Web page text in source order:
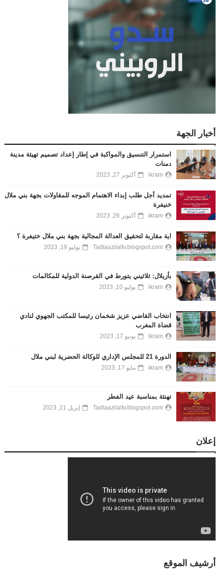
أخبار الجهة
استمرار التنسيق والمواكبة في إطار إعداد تصميم تهيئة مدينة
دمنات
ikram أكتوبر 27, 2023
تمديد أجل طلب إبداء الاهتمام الموجه للمقاولات بجهة بني ملال
خنيفرة
ikram أكتوبر 26, 2023
اية مقاربة لتحقيق العدالة المجالية بجهة بني ملال ختيفرة ؟
Tadlaazilaltv.blogspot.com يوليو 19, 2023
بأزيلال: ثلاثيني يتورط في القرصنة الدولية للمكالمات
ikram يوليو 10, 2023
انتخاب القاضي عزيز شخمان رئيسا للمكتب الجهوي لنادي
قضاة المغرب
ikram يونيو 17, 2023
الدورة 21 للمجلس الإداري للوكالة الحضرية لبني ملال
ikram مايو 17, 2023
تهنئة بمناسبة عيد الفطر
Tadlaazilaltv.blogspot.com إبريل 21, 2023
إعلان
أرشيف الموقع